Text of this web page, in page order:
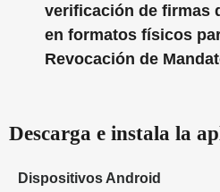
verificación de firmas
en formatos físicos
Revocación de
Descarga e instala la
Dispositivos Android